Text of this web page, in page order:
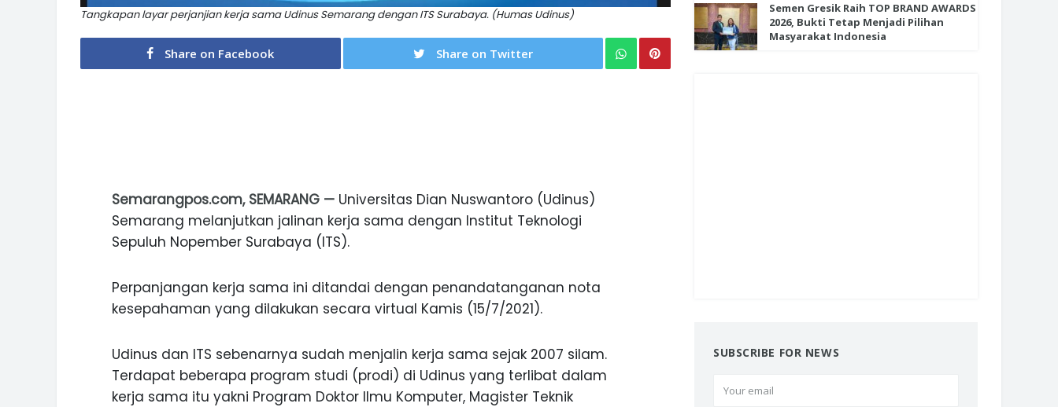
Tangkapan layar perjanjian kerja sama Udinus Semarang dengan ITS Surabaya. (Humas Udinus)
Share on Facebook Share on Twitter
Semarangpos.com, SEMARANG — Universitas Dian Nuswantoro (Udinus)
Semarang melanjutkan jalinan kerja sama dengan Institut Teknologi
Sepuluh Nopember Surabaya (ITS).
Perpanjangan kerja sama ini ditandai dengan penandatanganan nota
kesepahaman yang dilakukan secara virtual Kamis (15/7/2021).
Udinus dan ITS sebenarnya sudah menjalin kerja sama sejak 2007 silam.
Terdapat beberapa program studi (prodi) di Udinus yang terlibat dalam
kerja sama itu yakni Program Doktor Ilmu Komputer, Magister Teknik
Semen Gresik Raih TOP BRAND AWARDS
2026, Bukti Tetap Menjadi Pilihan
Masyarakat Indonesia
SUBSCRIBE FOR NEWS